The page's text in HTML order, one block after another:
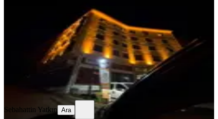
Ankara, Altındağ
1+1·110 m²·1. Kat·05.08.2026
600 ₺
Sebahattin Yatkın Ara